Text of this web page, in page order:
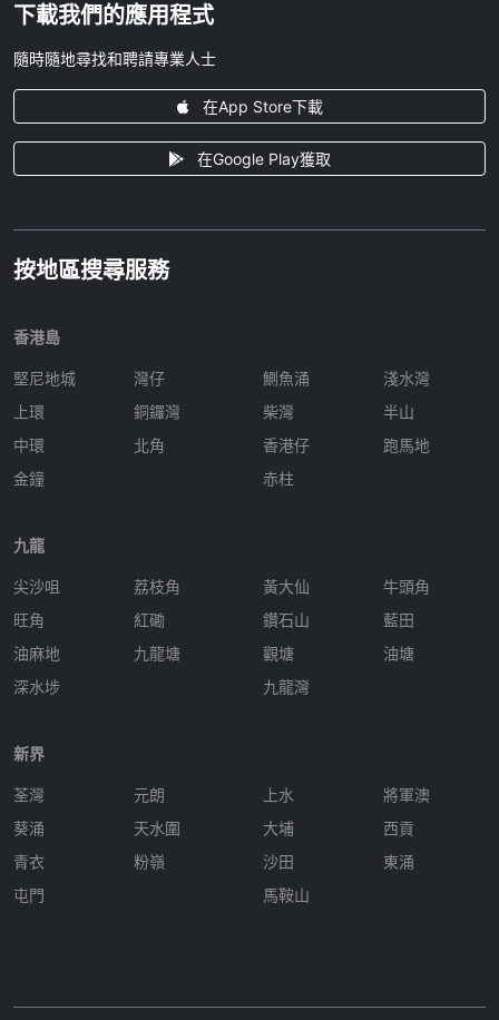
下載我們的應用程式
隨時隨地尋找和聘請專業人士
在App Store下載
在Google Play獲取
按地區搜尋服務
香港島
堅尼地城
上環
中環
金鐘
灣仔
銅鑼灣
北角
鰂魚涌
柴灣
香港仔
赤柱
淺水灣
半山
跑馬地
九龍
尖沙咀
旺角
油麻地
深水埗
荔枝角
紅磡
九龍塘
黃大仙
鑽石山
觀塘
九龍灣
牛頭角
藍田
油塘
新界
荃灣
葵涌
青衣
屯門
元朗
天水圍
粉嶺
上水
大埔
沙田
馬鞍山
將軍澳
西貢
東涌